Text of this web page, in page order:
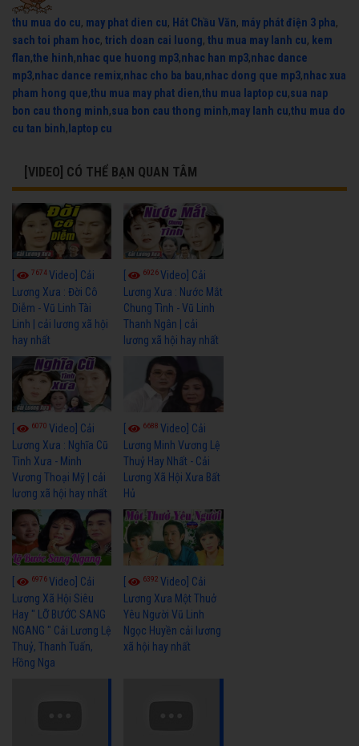
thu mua do cu, may phat dien cu, Hát Chầu Văn, máy phát điện 3 pha,
sach toi pham hoc, trich doan cai luong, thu mua may lanh cu, kem
flan,the hinh,nhac que huong mp3,nhac han mp3,nhac dance
mp3,nhac dance remix,nhac cho ba bau,nhac dong que mp3,nhac xua
pham hong que,thu mua may phat dien,thu mua laptop cu,sua nap
bon cau thong minh,sua bon cau thong minh,may lanh cu,thu mua do
cu tan binh, laptop cu
[VIDEO] CÓ THỂ BẠN QUAN TÂM
7674Video] Cải
Lương Xưa : Đời Cô
Diễm - Vũ Linh Tài
Linh | cải lương xã hội
hay nhất
6926Video] Cải
Lương Xưa : Nước Mắt
Chung Tình - Vũ Linh
Thanh Ngân | cải
lương xã hội hay nhất
6070 Video] Cải
Lương Xưa : Nghĩa Cũ
Tình Xưa - Minh
Vương Thoại Mỹ | cải
lương xã hội hay nhất
6688Video] Cải
Lương Minh Vương Lệ
Thuỷ Hay Nhất - Cải
Lương Xã Hội Xưa Bất
Hủ
6976Video] Cải
Lương Xã Hội Siêu
Hay " LỠ BƯỚC SANG
NGANG " Cải Lương Lệ
Thuỷ, Thanh Tuấn,
Hồng Nga
6392Video] Cải
Lương Xưa Một Thuở
Yêu Người Vũ Linh
Ngọc Huyền cải lương
xã hội hay nhất